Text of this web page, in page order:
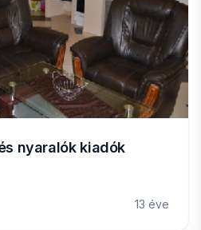
nyaralók kiadók
13 éve